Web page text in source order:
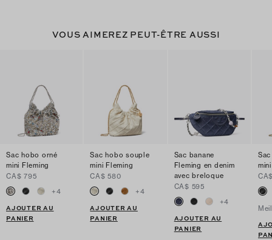
VOUS AIMEREZ PEUT-ÊTRE AUSSI
Sac hobo orné
mini Fleming
CA$ 795
+4
AJOUTER AU
PANIER
Sac hobo souple
mini Fleming
CA$ 580
+4
AJOUTER AU
PANIER
Sac banane
Fleming en denim
avec breloque
CA$ 595
+4
AJOUTER AU
PANIER